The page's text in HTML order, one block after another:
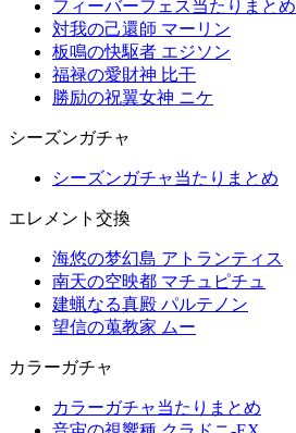
フィーバーフェス当たりまとめ
対我の己還師 マーリン
板鳴の快駆者 エジソン
福禄の愛財神 比干
勝励の祝翼女神 ニケ
シーズンガチャ
シーズンガチャ当たりまとめ
エレメント交換
海悠の梦幻島 アトランティス
南天の空映都 マチュピチュ
建蝋なる真殿 パルテノン
望信の蒐教家 ムー
カラーガチャ
カラーガチャ当たりまとめ